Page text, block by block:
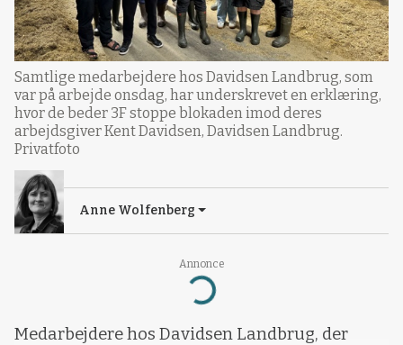
Annonce
Loading...
Samtlige medarbejdere hos Davidsen Landbrug, som
var på arbejde onsdag, har underskrevet en erklæring,
hvor de beder 3F stoppe blokaden imod deres
arbejdsgiver Kent Davidsen, Davidsen Landbrug.
Privatfoto
Anne Wolfenberg
Medarbejdere hos Davidsen Landbrug, der